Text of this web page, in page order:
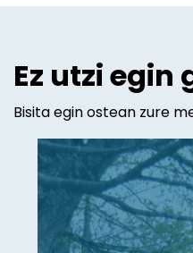
Ez utzi egin
Bisita egin ostean zure